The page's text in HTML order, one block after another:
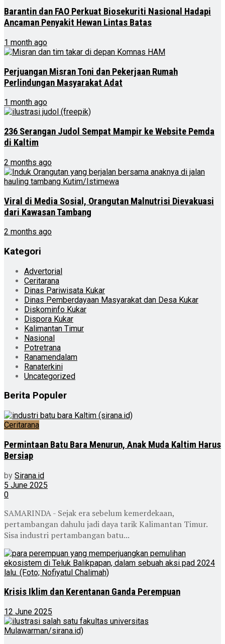
Barantin dan FAO Perkuat Biosekuriti Nasional Hadapi
Ancaman Penyakit Hewan Lintas Batas
1 month ago
Perjuangan Misran Toni dan Pekerjaan Rumah
Perlindungan Masyarakat Adat
1 month ago
236 Serangan Judol Sempat Mampir ke Website Pemda
di Kaltim
2 months ago
Viral di Media Sosial, Orangutan Malnutrisi Dievakuasi
dari Kawasan Tambang
2 months ago
Kategori
Advertorial
Ceritarana
Dinas Pariwisata Kukar
Dinas Pemberdayaan Masyarakat dan Desa Kukar
Diskominfo Kukar
Dispora Kukar
Kalimantan Timur
Nasional
Potretrana
Ranamendalam
Ranaterkini
Uncategorized
Berita Populer
Ceritarana
Permintaan Batu Bara Menurun, Anak Muda Kaltim Harus
Bersiap
by Sirana.id
5 June 2025
0
SAMARINDA - Sejak era sebelum kemerdekaan,
pertambangan dahulu jadi daya tarik Kalimantan Timur.
Sisa industri pertambangan batu...
Krisis Iklim dan Kerentanan Ganda Perempuan
12 June 2025